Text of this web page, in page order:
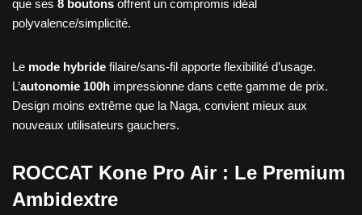
que ses 8 boutons offrent un compromis idéal
polyvalence/simplicité.
Le mode hybride filaire/sans-fil apporte flexibilité d’usage.
L’autonomie 100h impressionne dans cette gamme de prix.
Design moins extrême que la Naga, convient mieux aux
nouveaux utilisateurs gauchers.
ROCCAT Kone Pro Air : Le Premium
Ambidextre